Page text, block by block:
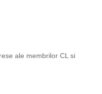
ale membrilor CL si